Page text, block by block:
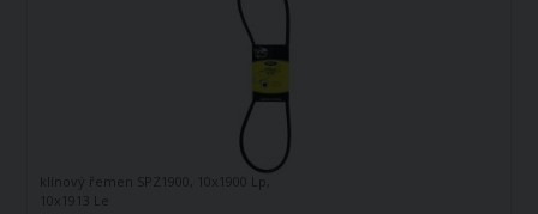
klínový řemen SPZ1900, 10x1900 Lp,
10x1913 Le